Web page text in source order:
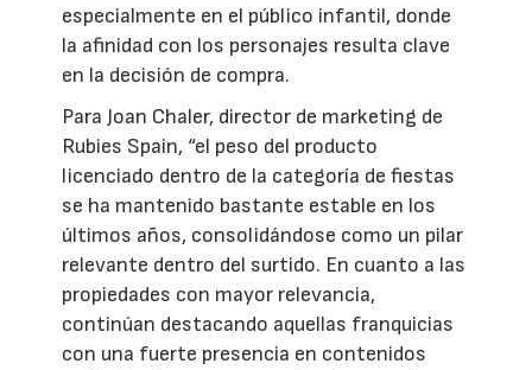
especialmente en el público infantil, donde
la afinidad con los personajes resulta clave
en la decisión de compra.
Para Joan Chaler, director de marketing de
Rubies Spain, “el peso del producto
licenciado dentro de la categoría de fiestas
se ha mantenido bastante estable en los
últimos años, consolidándose como un pilar
relevante dentro del surtido. En cuanto a las
propiedades con mayor relevancia,
continúan destacando aquellas franquicias
con una fuerte presencia en contenidos